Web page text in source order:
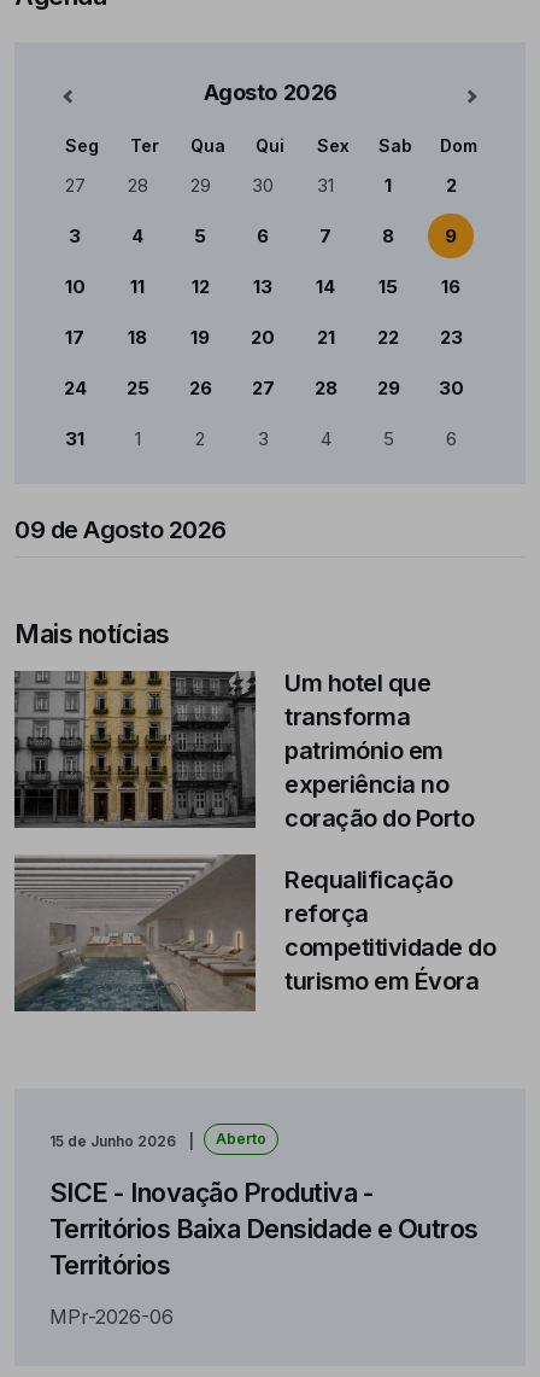
Agosto 2026 Mês
Calendário
Seg Ter Qua Qui Sex Sab Dom
27 28 29 30 31 1 2
3 4 5 6 7 8 9
10 11 12 13 14 15 16
17 18 19 20 21 22 23
24 25 26 27 28 29 30
31 1 2 3 4 5 6
09 de Agosto 2026
Mais notícias
Um hotel que
transforma
património em
experiência no
coração do Porto
Requalificação
reforça
competitividade do
turismo em Évora
15 de Junho 2026 Aberto
SICE - Inovação Produtiva -
Territórios Baixa Densidade e Outros
Territórios
MPr-2026-06